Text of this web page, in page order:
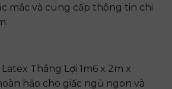
mắc và cung cấp thông tin chi
Thắng Lợi 1m6 x 2m x
hảo cho giấc ngủ ngon và